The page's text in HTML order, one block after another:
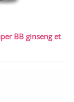
BB ginseng et